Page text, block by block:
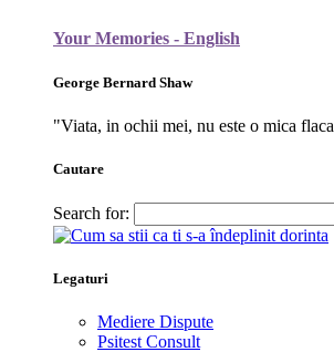
Your Memories - English
George Bernard Shaw
"Viata, in ochii mei, nu este o mica
Cautare
Search for:
Legaturi
Mediere Dispute
Psitest Consult